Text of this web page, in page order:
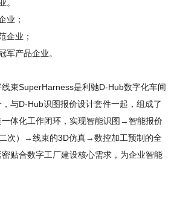
。
业；
企业；
军产品企业。
束SuperHarness是利驰D-Hub数字化车间
与D-Hub识图报价设计套件一起，组成了
体化工作闭环，实现智能识图→智能报价
次）→线束的3D仿真→数控加工预制的全
贴合数字工厂建设核心需求，为企业智能